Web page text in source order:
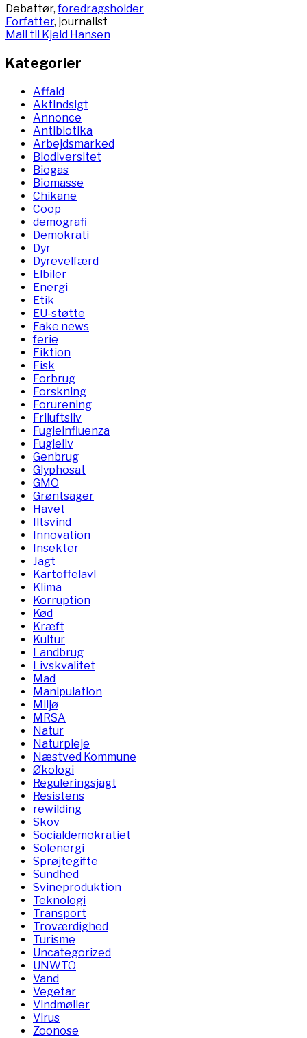
Debattør,foredragsholder
Forfatter, journalist
Mail til Kjeld Hansen
Kategorier
Affald
Aktindsigt
Annonce
Antibiotika
Arbejdsmarked
Biodiversitet
Biogas
Biomasse
Chikane
Coop
demografi
Demokrati
Dyr
Dyrevelfærd
Elbiler
Energi
Etik
EU-støtte
Fake news
ferie
Fiktion
Fisk
Forbrug
Forskning
Forurening
Friluftsliv
Fugleinfluenza
Fugleliv
Genbrug
Glyphosat
GMO
Grøntsager
Havet
Iltsvind
Innovation
Insekter
Jagt
Kartoffelavl
Klima
Korruption
Kød
Kræft
Kultur
Landbrug
Livskvalitet
Mad
Manipulation
Miljø
MRSA
Natur
Naturpleje
Næstved Kommune
Økologi
Reguleringsjagt
Resistens
rewilding
Skov
Socialdemokratiet
Solenergi
Sprøjtegifte
Sundhed
Svineproduktion
Teknologi
Transport
Troværdighed
Turisme
Uncategorized
UNWTO
Vand
Vegetar
Vindmøller
Virus
Zoonose